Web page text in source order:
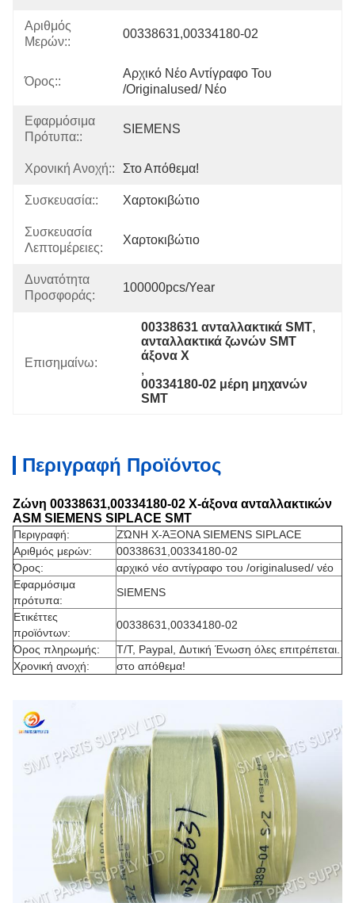
Αριθμός
Μερών::
00338631,00334180-02
Όρος::
Αρχικό Νέο Αντίγραφο Του
/originalused/ Νέο
Εφαρμόσιμα
Πρότυπα::
SIEMENS
Χρονική Ανοχή:: Στο Απόθεμα!
Συσκευασία:: Χαρτοκιβώτιο
Συσκευασία
Λεπτομέρειες:
Χαρτοκιβώτιο
Δυνατότητα
Προσφοράς:
100000pcs/Year
Επισημαίνω:
00338631 ανταλλακτικά SMT,
ανταλλακτικά ζωνών SMT
άξονα Χ
,
00334180-02 μέρη μηχανών
SMT
Περιγραφή Προϊόντος
Ζώνη 00338631,00334180-02 Χ-άξονα ανταλλακτικών
ASM SIEMENS SIPLACE SMT
Περιγραφή:
ΖΏΝΗ Χ-ΆΞΟΝΑ SIEMENS SIPLACE
Αριθμός μερών:
00338631,00334180-02
Όρος:
αρχικό νέο αντίγραφο του /originalused/ νέο
Εφαρμόσιμα
πρότυπα:
SIEMENS
Ετικέττες
προϊόντων:
00338631,00334180-02
Όρος πληρωμής:
T/T, Paypal, Δυτική Ένωση όλες επιτρέπεται.
Χρονική ανοχή:
στο απόθεμα!